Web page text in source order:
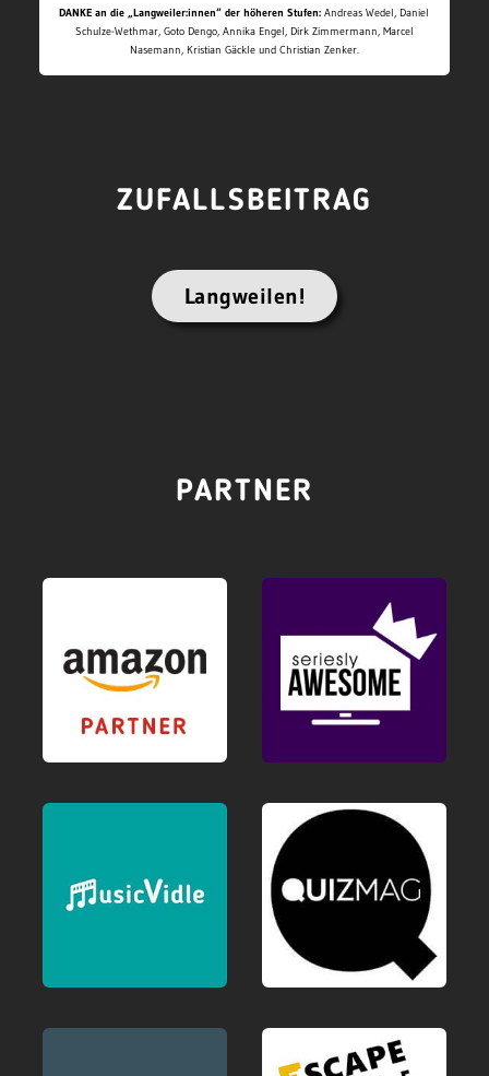
DANKE an die „Langweiler:innen“ der höheren Stufen: Andreas Wedel, Daniel
Schulze-Wethmar, Goto Dengo, Annika Engel, Dirk Zimmermann, Marcel
Nasemann, Kristian Gäckle und Christian Zenker.
ZUFALLSBEITRAG
Langweilen!
PARTNER